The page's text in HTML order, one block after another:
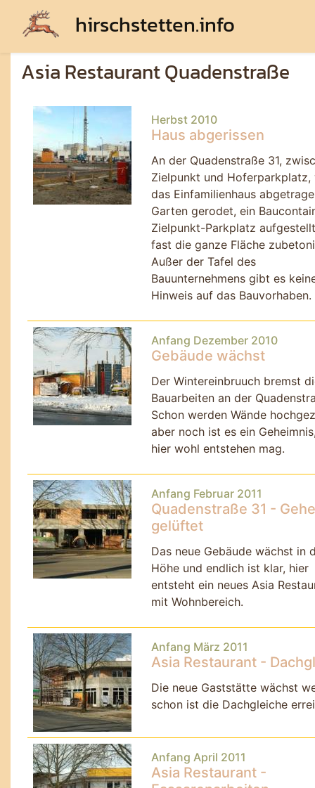
hirschstetten.info
Asia Restaurant Quadenstraße
Herbst 2010
Haus abgerissen
An der Quadenstraße 31,
Zielpunkt und Hoferparkplatz,
das Einfamilienhaus
Garten gerodet, ein
Zielpunkt-Parkplatz
fast die ganze Fläche
Außer der Tafel des
Bauunternehmens gibt es
Hinweis auf das Bauvorhaben.
Anfang Dezember 2010
Gebäude wächst
Der Wintereinbruuch bremst
Bauarbeiten an der
Schon werden Wände
aber noch ist es ein
hier wohl entstehen mag.
Anfang Februar 2011
Quadenstraße 31 -
gelüftet
Das neue Gebäude wächst in
Höhe und endlich ist klar, hier
entsteht ein neues Asia
mit Wohnbereich.
Anfang März 2011
Asia Restaurant -
Die neue Gaststätte wächst
schon ist die Dachgleiche
Anfang April 2011
Asia Restaurant -